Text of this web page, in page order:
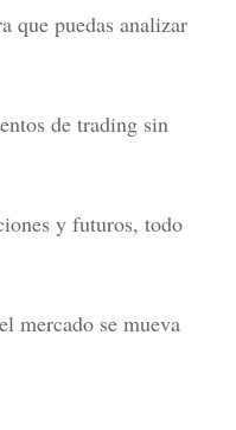
que puedas analizar
de trading sin
y futuros, todo
mercado se mueva